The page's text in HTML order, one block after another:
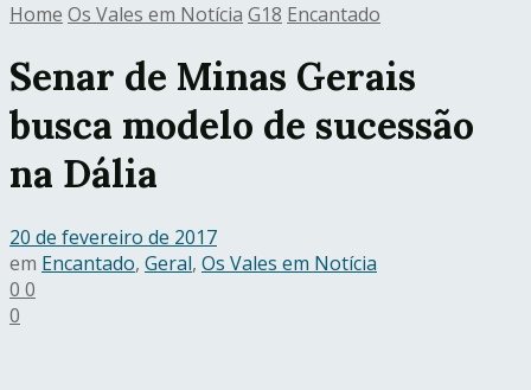
Home Os Vales em Notícia G18 Encantado
Senar de Minas Gerais
busca modelo de sucessão
na Dália
20 de fevereiro de 2017
em Encantado, Geral, Os Vales em Notícia
0 0
0